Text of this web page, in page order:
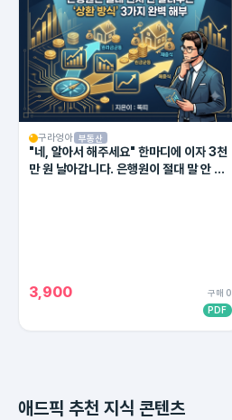
구라엉아 부동산
"네, 알아서 해주세요" 한마디에 이자 3천
만 원 날아갑니다. 은행원이 절대 말 안 해
3,900
구매 0
PDF
애드픽 추천 지식 콘텐츠